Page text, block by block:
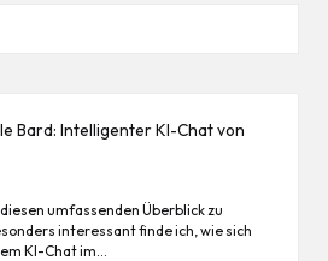
Bard: Intelligenter KI-Chat von
umfassenden Überblick zu
interessant finde ich, wie sich
KI-Chat im…